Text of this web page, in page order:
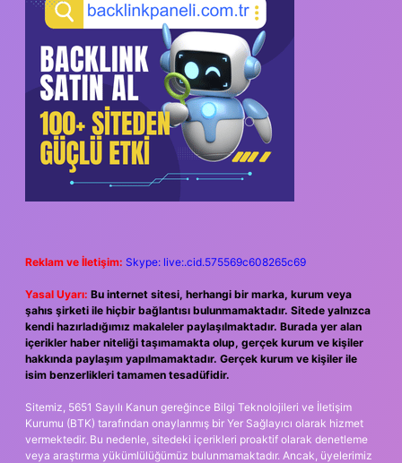
Reklam ve İletişim: Skype: live:.cid.575569c608265c69
Yasal Uyarı: Bu internet sitesi, herhangi bir marka, kurum veya
şahıs şirketi ile hiçbir bağlantısı bulunmamaktadır. Sitede yalnızca
kendi hazırladığımız makaleler paylaşılmaktadır. Burada yer alan
içerikler haber niteliği taşımamakta olup, gerçek kurum ve kişiler
hakkında paylaşım yapılmamaktadır. Gerçek kurum ve kişiler ile
isim benzerlikleri tamamen tesadüfidir.
Sitemiz, 5651 Sayılı Kanun gereğince Bilgi Teknolojileri ve İletişim
Kurumu (BTK) tarafından onaylanmış bir Yer Sağlayıcı olarak hizmet
vermektedir. Bu nedenle, sitedeki içerikleri proaktif olarak denetleme
veya araştırma yükümlülüğümüz bulunmamaktadır. Ancak, üyelerimiz